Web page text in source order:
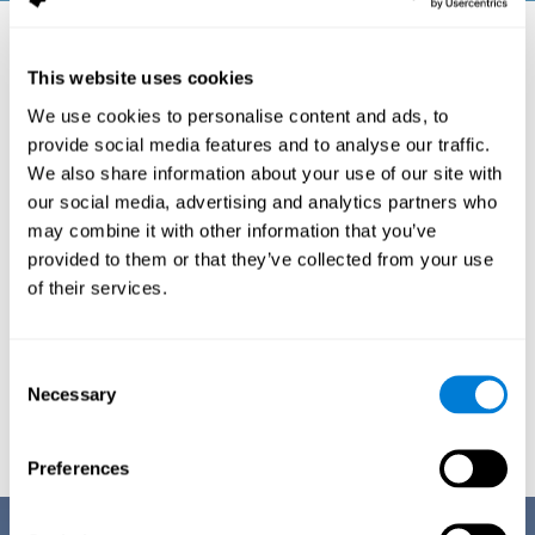
This website uses cookies
We use cookies to personalise content and ads, to
provide social media features and to analyse our traffic.
We also share information about your use of our site with
our social media, advertising and analytics partners who
may combine it with other information that you’ve
provided to them or that they’ve collected from your use
of their services.
Selection
Necessary
Preferences
Планирование когнитивной
помощи
Комплекс инструментов, помогающих врачам,
пациентам и лицам, осуществляющим уход,
оптимизировать управление когнитивной
помощью, который, как было
продемонстрировано, замедляет развитие
Попробуйте